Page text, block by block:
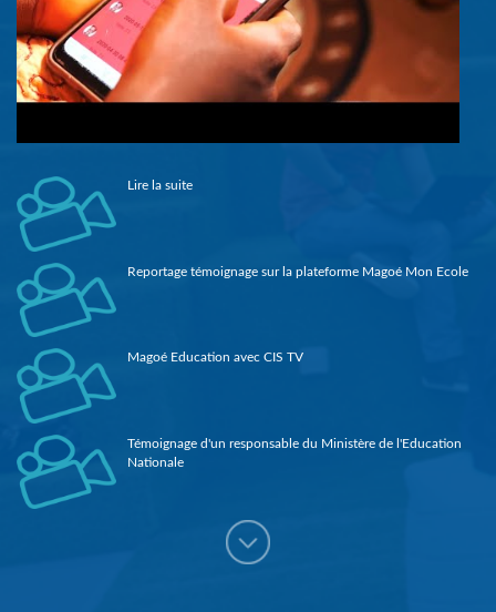
Lire la suite
Reportage témoignage sur la plateforme Magoé Mon Ecole
Magoé Education avec CIS TV
Témoignage d'un responsable du Ministère de l'Education
Nationale
3ème prix Orange de entrepreneuriat social (Guinée 2018)